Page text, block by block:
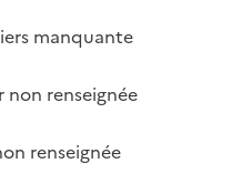
manquante
non renseignée
renseignée